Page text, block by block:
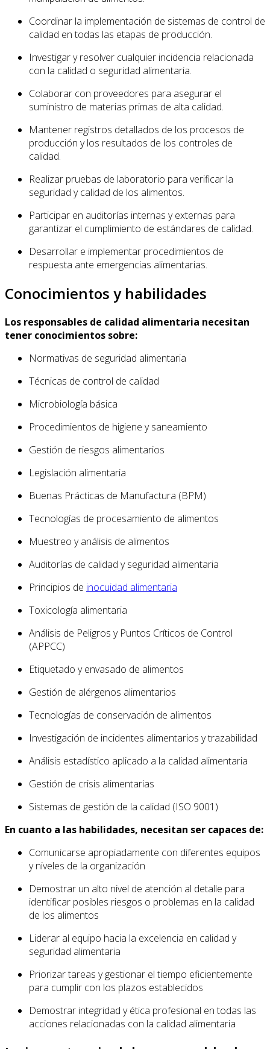
Coordinar la implementación de sistemas de control de
calidad en todas las etapas de producción.
Investigar y resolver cualquier incidencia relacionada
con la calidad o seguridad alimentaria.
Colaborar con proveedores para asegurar el
suministro de materias primas de alta calidad.
Mantener registros detallados de los procesos de
producción y los resultados de los controles de
calidad.
Realizar pruebas de laboratorio para verificar la
seguridad y calidad de los alimentos.
Participar en auditorías internas y externas para
garantizar el cumplimiento de estándares de calidad.
Desarrollar e implementar procedimientos de
respuesta ante emergencias alimentarias.
Conocimientos y habilidades
Los responsables de calidad alimentaria necesitan
tener conocimientos sobre:
Normativas de seguridad alimentaria
Técnicas de control de calidad
Microbiología básica
Procedimientos de higiene y saneamiento
Gestión de riesgos alimentarios
Legislación alimentaria
Buenas Prácticas de Manufactura (BPM)
Tecnologías de procesamiento de alimentos
Muestreo y análisis de alimentos
Auditorías de calidad y seguridad alimentaria
Principios de inocuidad alimentaria
Toxicología alimentaria
Análisis de Peligros y Puntos Críticos de Control
(APPCC)
Etiquetado y envasado de alimentos
Gestión de alérgenos alimentarios
Tecnologías de conservación de alimentos
Investigación de incidentes alimentarios y trazabilidad
Análisis estadístico aplicado a la calidad alimentaria
Gestión de crisis alimentarias
Sistemas de gestión de la calidad (ISO 9001)
En cuanto a las habilidades, necesitan ser capaces de:
Comunicarse apropiadamente con diferentes equipos
y niveles de la organización
Demostrar un alto nivel de atención al detalle para
identificar posibles riesgos o problemas en la calidad
de los alimentos
Liderar al equipo hacia la excelencia en calidad y
seguridad alimentaria
Priorizar tareas y gestionar el tiempo eficientemente
para cumplir con los plazos establecidos
Demostrar integridad y ética profesional en todas las
acciones relacionadas con la calidad alimentaria